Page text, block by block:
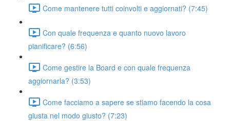
Come mantenere tutti coinvolti e aggiornati? (7:45)
Con quale frequenza e quanto nuovo lavoro
pianificare? (6:56)
Come gestire la Board e con quale frequenza
aggiornarla? (3:53)
Come facciamo a sapere se stiamo facendo la cosa
giusta nel modo giusto? (7:23)